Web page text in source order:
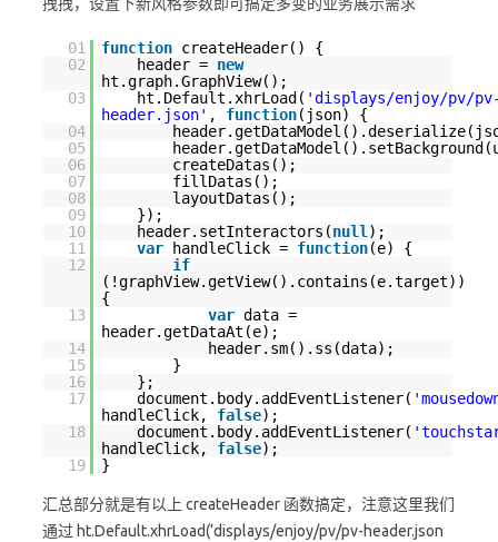
拽拽，设置下新风格参数即可搞定多变的业务展示需求
01 function createHeader() {
02
header = new
ht.graph.GraphView();
03
ht.Default.xhrLoad( 'displays/enjoy/pv/
header.json' , function(json) {
04
05
06
createDatas();
07
fillDatas();
08
layoutDatas();
09
});
10
header.setInteractors(null);
11
var handleClick = function(e) {
12
if
(!graphView.getView().contains(e.target))
{
13
var data =
header.getDataAt(e);
14
15
}
16
};
17
document.body.addEventListener(
handleClick, false);
18
document.body.addEventListener(
handleClick, false);
19
}
汇总部分就是有以上 createHeader 函数搞定，注意这里我们
通过 ht.Default.xhrLoad(‘displays/enjoy/pv/pv-header.json